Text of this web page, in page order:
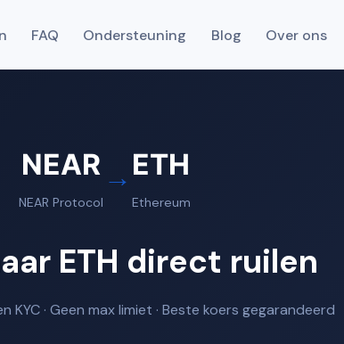
FAQ Ondersteuning Blog Over ons
NEAR
NEAR Protocol
→ ETH
Ethereum
ETH direct ruilen
KYC · Geen max limiet · Beste koers gegarandeerd